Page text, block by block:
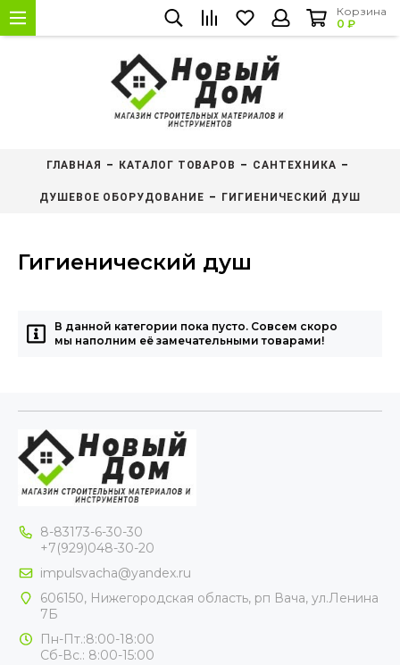
Корзина
0 ₽
ГЛАВНАЯ КАТАЛОГ ТОВАРОВ САНТЕХНИКА
ДУШЕВОЕ ОБОРУДОВАНИЕ ГИГИЕНИЧЕСКИЙ ДУШ
Гигиенический душ
В данной категории пока пусто. Совсем скоро
мы наполним её замечательными товарами!
8-83173-6-30-30
+7(929)048-30-20
impulsvacha@yandex.ru
606150, Нижегородская область, рп Вача, ул.Ленина
7Б
Пн-Пт.:8:00-18:00
Сб-Вс.: 8:00-15:00